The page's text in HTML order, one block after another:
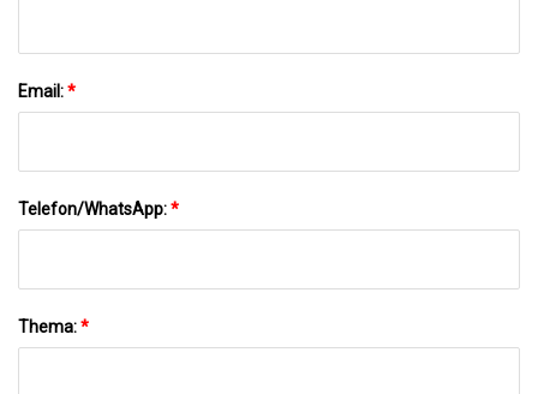
Email:*
Telefon/WhatsApp:*
Thema:*